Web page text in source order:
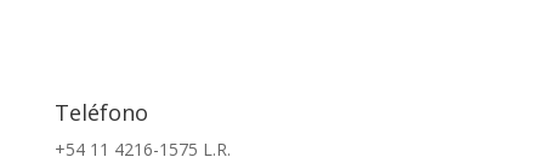
Teléfono
+54 11 4216-1575 L.R.